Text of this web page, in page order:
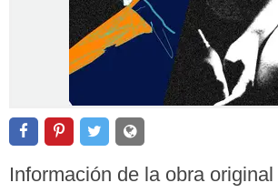
Información de la obra original